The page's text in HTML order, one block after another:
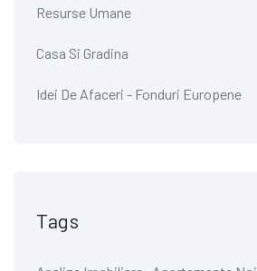
Resurse Umane
Casa Si Gradina
Idei De Afaceri - Fonduri Europene
Tags